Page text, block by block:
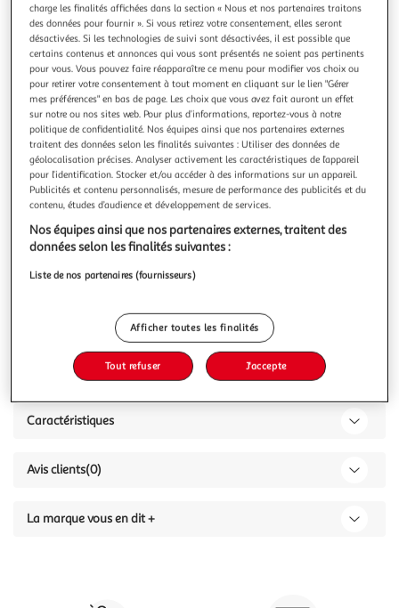
L'OREAL
Infaillible fond de teint liquide FPS 25 teinte 200
Découvrez le fond de teint Infaillible Fresh Wear 32H*
enrichi en Vitamine C, SPF 25. Formule sans transfert,
résistante à l’eau, l’humidité et la chaleur. Disponible en 27
teintes *Auto-évaluation 172 sujets Un teint zéro défaut et
frais pendant 32H*. Les imperfections sont masquées, un
fini nature
En savoir +
Vous voulez connaître le prix de ce produit ?
Afficher le prix
Description
Caractéristiques
Avis clients(0)
La marque vous en dit +
charge les finalités affichées dans la section « Nous et nos partenaires traitons
des données pour fournir ». Si vous retirez votre consentement, elles seront
désactivées. Si les technologies de suivi sont désactivées, il est possible que
certains contenus et annonces qui vous sont présentés ne soient pas pertinents
pour vous. Vous pouvez faire réapparaître ce menu pour modifier vos choix ou
pour retirer votre consentement à tout moment en cliquant sur le lien "Gérer
mes préférences" en bas de page. Les choix que vous avez fait auront un effet
sur notre ou nos sites web. Pour plus d’informations, reportez-vous à notre
politique de confidentialité. Nos équipes ainsi que nos partenaires externes
traitent des données selon les finalités suivantes : Utiliser des données de
géolocalisation précises. Analyser activement les caractéristiques de l’appareil
pour l’identification. Stocker et/ou accéder à des informations sur un appareil.
Publicités et contenu personnalisés, mesure de performance des publicités et du
contenu, études d’audience et développement de services.
Nos équipes ainsi que nos partenaires externes, traitent des
données selon les finalités suivantes :
Liste de nos partenaires (fournisseurs)
Afficher toutes les finalités
Tout refuser J'accepte